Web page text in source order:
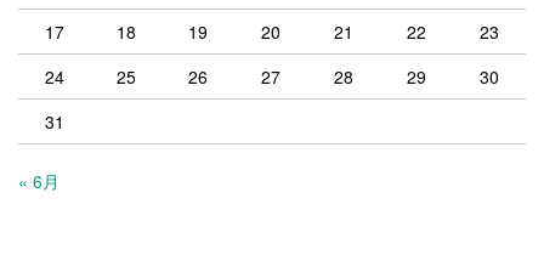
17
18 19 20 21 22
23
24
25 26 27 28 29
30
31
« 6月